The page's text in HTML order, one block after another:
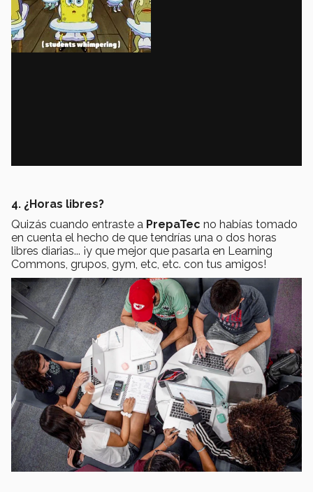
4. ¿Horas libres?
Quizás cuando entraste a PrepaTec no habías tomado
en cuenta el hecho de que tendrías una o dos horas
libres diarias... ¡y que mejor que pasarla en Learning
Commons, grupos, gym, etc, etc. con tus amigos!